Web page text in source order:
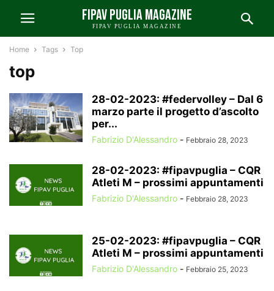
FIPAV PUGLIA MAGAZINE
FIPAV PUGLIA MAGAZINE
Home Tags Top
top
28-02-2023: #federvolley – Dal 6
marzo parte il progetto d’ascolto
per...
Fabrizio D'Alessandro - Febbraio 28, 2023
28-02-2023: #fipavpuglia – CQR
Atleti M – prossimi appuntamenti
Fabrizio D'Alessandro - Febbraio 28, 2023
25-02-2023: #fipavpuglia – CQR
Atleti M – prossimi appuntamenti
Fabrizio D'Alessandro - Febbraio 25, 2023